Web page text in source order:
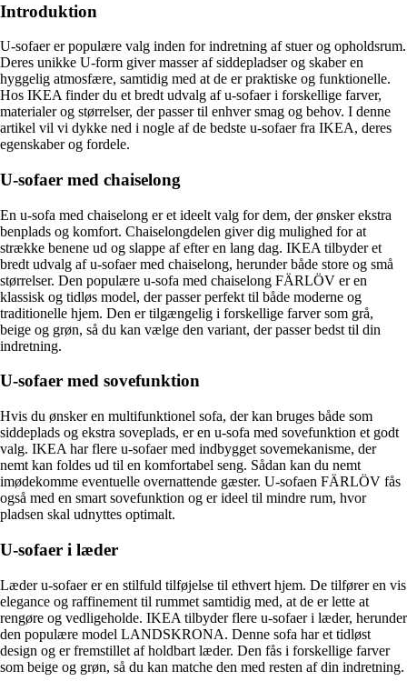
Introduktion
U-sofaer er populære valg inden for indretning af stuer og opholdsrum.
Deres unikke U-form giver masser af siddepladser og skaber en
hyggelig atmosfære, samtidig med at de er praktiske og funktionelle.
Hos IKEA finder du et bredt udvalg af u-sofaer i forskellige farver,
materialer og størrelser, der passer til enhver smag og behov. I denne
artikel vil vi dykke ned i nogle af de bedste u-sofaer fra IKEA, deres
egenskaber og fordele.
U-sofaer med chaiselong
En u-sofa med chaiselong er et ideelt valg for dem, der ønsker ekstra
benplads og komfort. Chaiselongdelen giver dig mulighed for at
strække benene ud og slappe af efter en lang dag. IKEA tilbyder et
bredt udvalg af u-sofaer med chaiselong, herunder både store og små
størrelser. Den populære u-sofa med chaiselong FÄRLÖV er en
klassisk og tidløs model, der passer perfekt til både moderne og
traditionelle hjem. Den er tilgængelig i forskellige farver som grå,
beige og grøn, så du kan vælge den variant, der passer bedst til din
indretning.
U-sofaer med sovefunktion
Hvis du ønsker en multifunktionel sofa, der kan bruges både som
siddeplads og ekstra soveplads, er en u-sofa med sovefunktion et godt
valg. IKEA har flere u-sofaer med indbygget sovemekanisme, der
nemt kan foldes ud til en komfortabel seng. Sådan kan du nemt
imødekomme eventuelle overnattende gæster. U-sofaen FÄRLÖV fås
også med en smart sovefunktion og er ideel til mindre rum, hvor
pladsen skal udnyttes optimalt.
U-sofaer i læder
Læder u-sofaer er en stilfuld tilføjelse til ethvert hjem. De tilfører en vis
elegance og raffinement til rummet samtidig med, at de er lette at
rengøre og vedligeholde. IKEA tilbyder flere u-sofaer i læder, herunder
den populære model LANDSKRONA. Denne sofa har et tidløst
design og er fremstillet af holdbart læder. Den fås i forskellige farver
som beige og grøn, så du kan matche den med resten af din indretning.